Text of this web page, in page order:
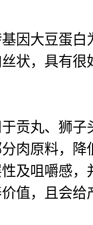
因大豆蛋
状，具有
贡丸、狮
肉原料，
及咀嚼感
值，且会